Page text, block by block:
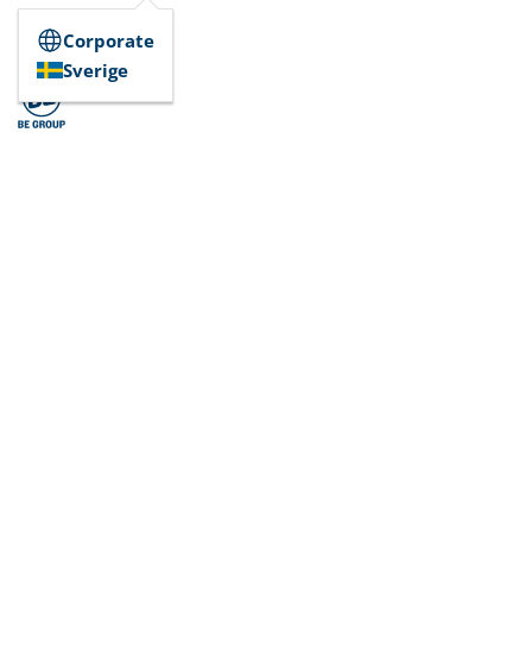
Corporate
Sverige